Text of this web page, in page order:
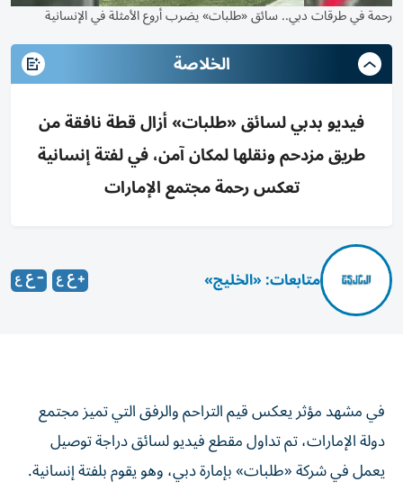
رحمة في طرقات دبي.. سائق «طلبات» يضرب أروع الأمثلة في الإنسانية
الخلاصة
فيديو بدبي لسائق «طلبات» أزال قطة نافقة من
طريق مزدحم ونقلها لمكان آمن، في لفتة إنسانية
تعكس رحمة مجتمع الإمارات
متابعات: «الخليج»
في مشهد مؤثر يعكس قيم التراحم والرفق التي تميز مجتمع
دولة الإمارات، تم تداول مقطع فيديو لسائق دراجة توصيل
يعمل في شركة «طلبات» بإمارة دبي، وهو يقوم بلفتة إنسانية.